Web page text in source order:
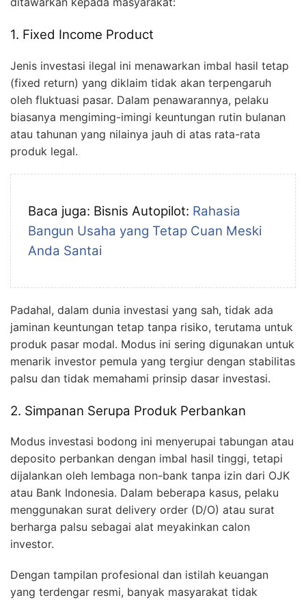
1. Fixed Income Product
Jenis investasi ilegal ini menawarkan imbal hasil tetap
(fixed return) yang diklaim tidak akan terpengaruh
oleh fluktuasi pasar. Dalam penawarannya, pelaku
biasanya mengiming-imingi keuntungan rutin bulanan
atau tahunan yang nilainya jauh di atas rata-rata
produk legal.
Baca juga: Bisnis Autopilot: Rahasia
Bangun Usaha yang Tetap Cuan Meski
Anda Santai
Padahal, dalam dunia investasi yang sah, tidak ada
jaminan keuntungan tetap tanpa risiko, terutama untuk
produk pasar modal. Modus ini sering digunakan untuk
menarik investor pemula yang tergiur dengan stabilitas
palsu dan tidak memahami prinsip dasar investasi.
2. Simpanan Serupa Produk Perbankan
Modus investasi bodong ini menyerupai tabungan atau
deposito perbankan dengan imbal hasil tinggi, tetapi
dijalankan oleh lembaga non-bank tanpa izin dari OJK
atau Bank Indonesia. Dalam beberapa kasus, pelaku
menggunakan surat delivery order (D/O) atau surat
berharga palsu sebagai alat meyakinkan calon
investor.
Dengan tampilan profesional dan istilah keuangan
yang terdengar resmi, banyak masyarakat tidak